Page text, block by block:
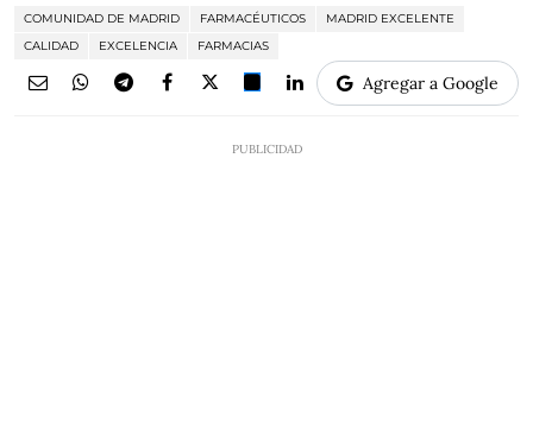
COMUNIDAD DE MADRID FARMACÉUTICOS
MADRID EXCELENTE
CALIDAD
EXCELENCIA FARMACIAS
Agregar a Google